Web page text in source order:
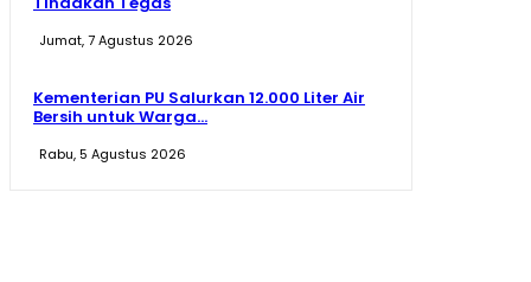
Jumat, 7 Agustus 2026
Kementerian PU Salurkan 12.000 Liter Air
Bersih untuk Warga...
Rabu, 5 Agustus 2026